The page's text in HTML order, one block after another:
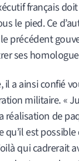
français
le pied. Ce
précédent
ses
a ainsi confié
militaire. «
de
est
qui cadrerait